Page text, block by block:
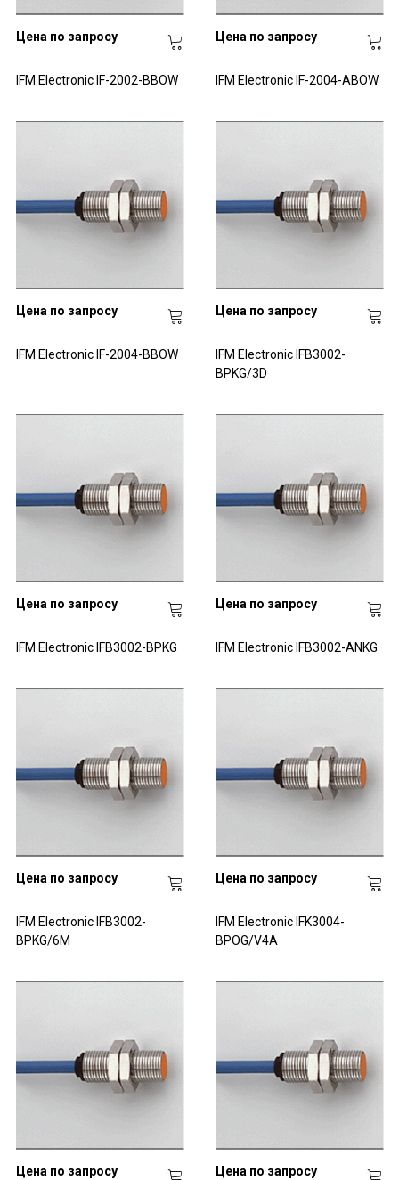
Цена по запросу
IFM Electronic IF-2002-BBOW
Цена по запросу
IFM Electronic IF-2004-ABOW
Цена по запросу
IFM Electronic IF-2004-BBOW
Цена по запросу
IFM Electronic IFB3002-
BPKG/3D
Цена по запросу
IFM Electronic IFB3002-BPKG
Цена по запросу
IFM Electronic IFB3002-ANKG
Цена по запросу
IFM Electronic IFB3002-
BPKG/6M
Цена по запросу
IFM Electronic IFK3004-
BPOG/V4A
Цена по запросу Цена по запросу